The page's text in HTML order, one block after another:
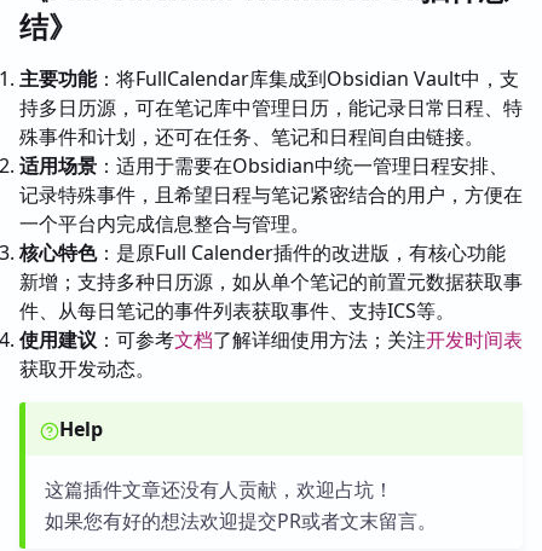
结》
主要功能：将FullCalendar库集成到Obsidian Vault中，支
持多日历源，可在笔记库中管理日历，能记录日常日程、特
殊事件和计划，还可在任务、笔记和日程间自由链接。
适用场景 ：适用于需要在Obsidian中统一管理日程安排、
记录特殊事件，且希望日程与笔记紧密结合的用户，方便在
一个平台内完成信息整合与管理。
核心特色：是原Full Calender插件的改进版，有核心功能
新增；支持多种日历源，如从单个笔记的前置元数据获取事
件、从每日笔记的事件列表获取事件、支持ICS等。
使用建议 ：可参考文档了解详细使用方法；关注开发时间表
获取开发动态。
Help
这篇插件文章还没有人贡献，欢迎占坑！
如果您有好的想法欢迎提交PR或者文末留言。